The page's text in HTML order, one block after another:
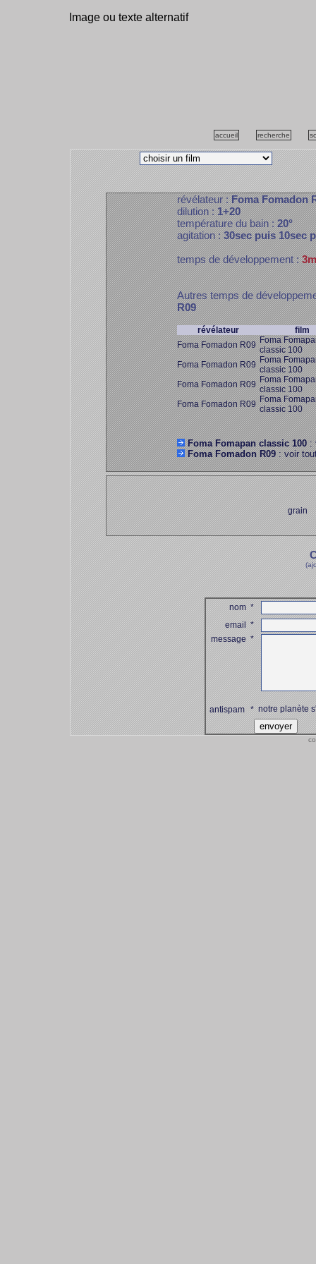
Image ou texte alternatif
accueil recherche
révélateur :Foma Fomadon
dilution :1+20
température du bain :20°
agitation :30sec puis 10sec
temps de développement :
Autres temps de
R09
révélateur
film
Foma Fomadon R09 Foma
classic 100
Foma Fomadon R09 Foma
classic 100
Foma Fomadon R09 Foma
classic 100
Foma Fomadon R09 Foma
classic 100
Foma Fomapan classic 100:
Foma Fomadon R09: voir
grain
nom*
email*
message*
antispam *notre planète